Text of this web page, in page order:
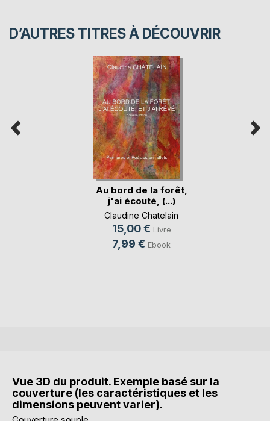
D’AUTRES TITRES À DÉCOUVRIR
Au bord de la forêt,
j'ai écouté, (...)
Claudine Chatelain
15,00 € Livre
7,99 € Ebook
Vue 3D du produit. Exemple basé sur la
couverture (les caractéristiques et les
dimensions peuvent varier).